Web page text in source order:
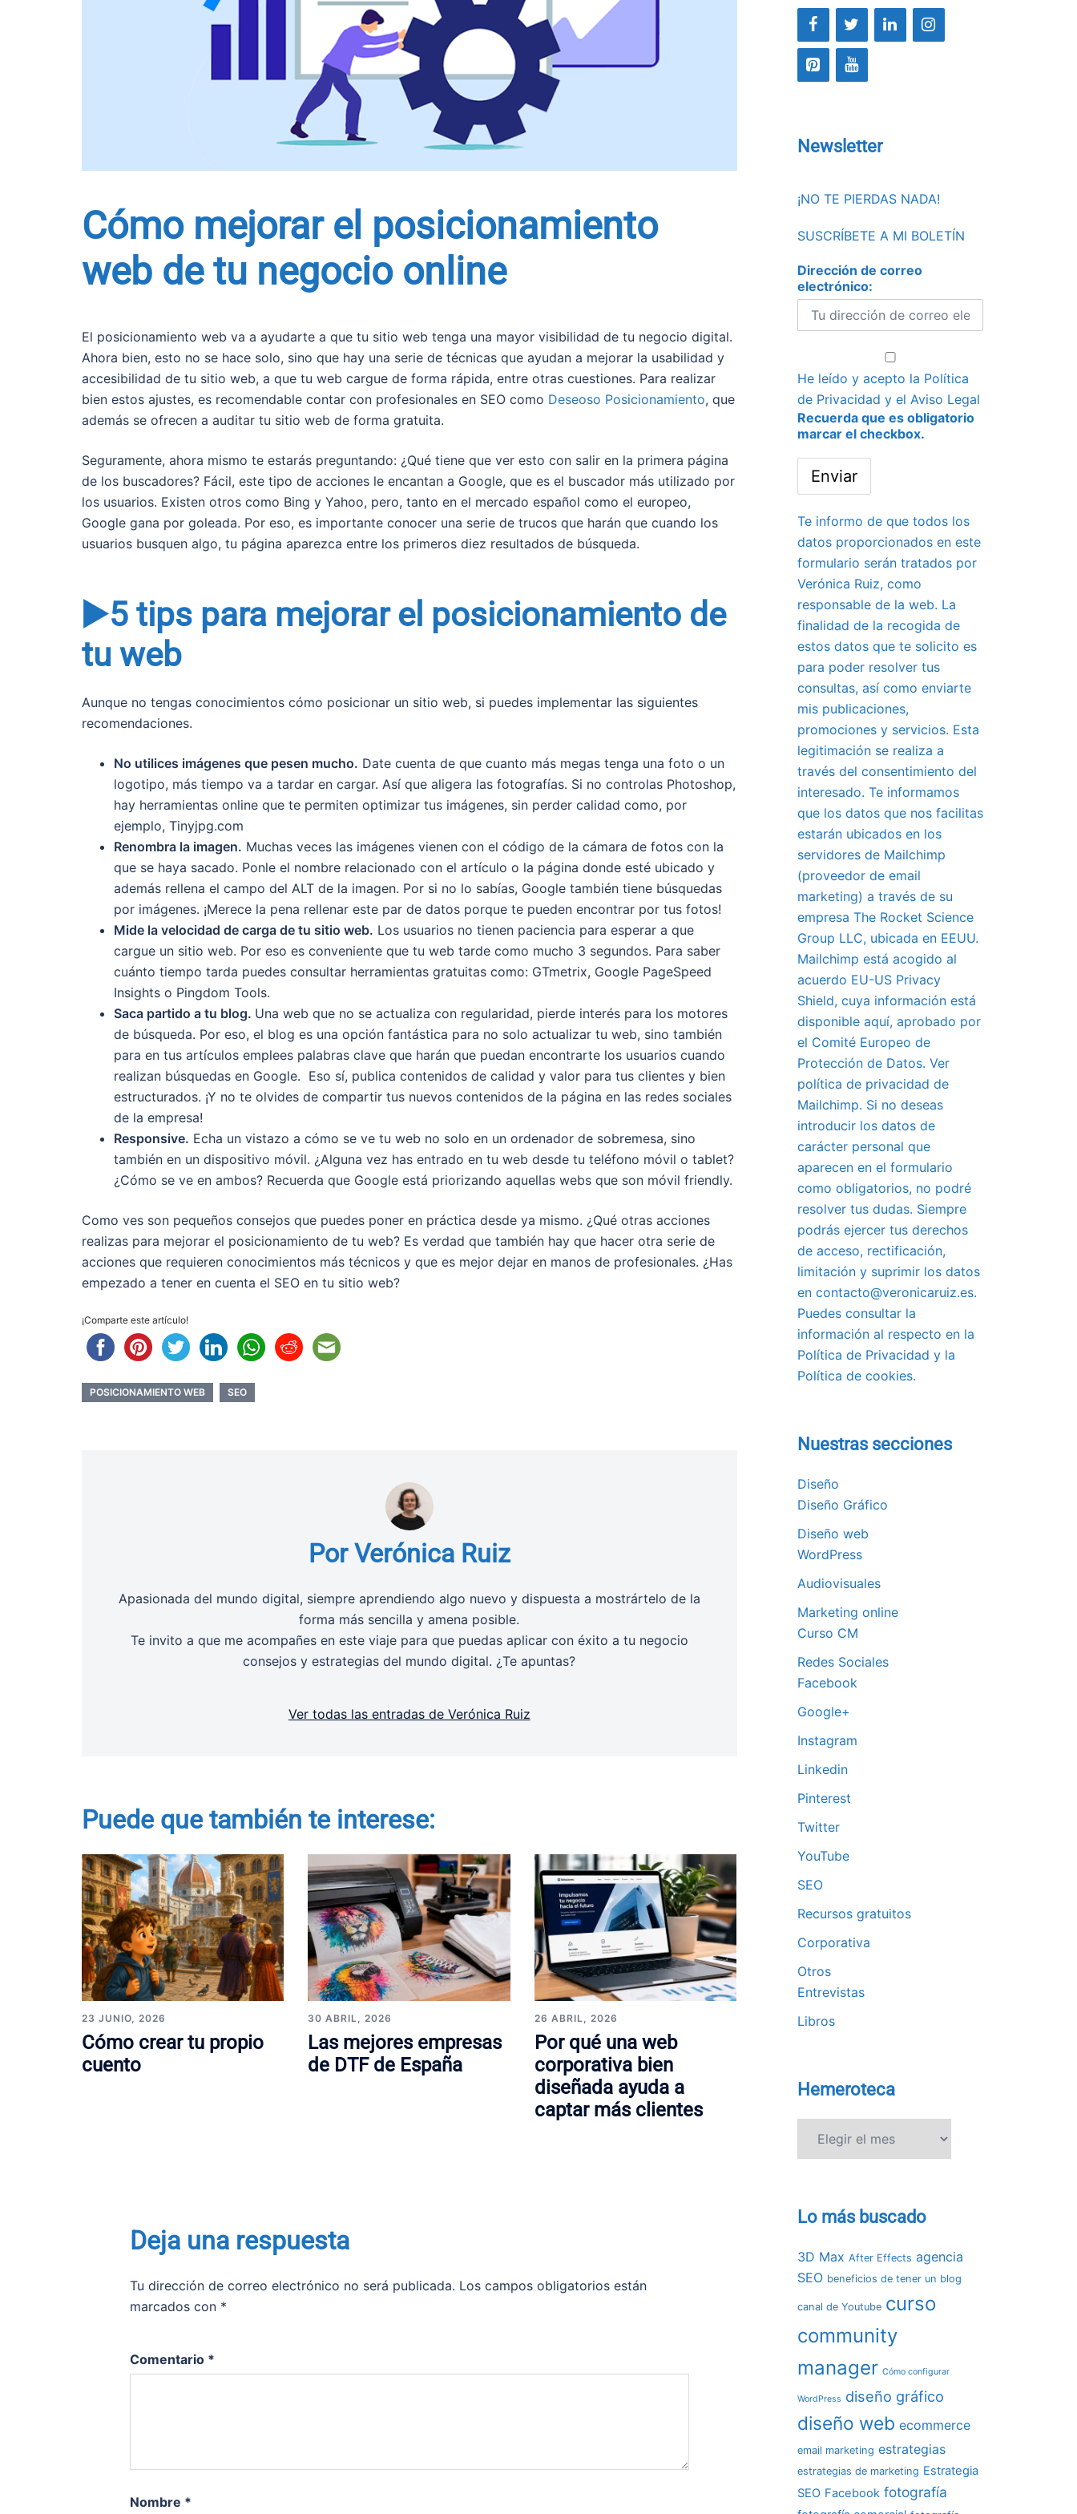
Cómo mejorar el posicionamiento
web de tu negocio online
El posicionamiento web va a ayudarte a que tu sitio web tenga una mayor visibilidad de tu negocio digital.
Ahora bien, esto no se hace solo, sino que hay una serie de técnicas que ayudan a mejorar la usabilidad y
accesibilidad de tu sitio web, a que tu web cargue de forma rápida, entre otras cuestiones. Para realizar
bien estos ajustes, es recomendable contar con profesionales en SEO como Deseoso Posicionamiento, que
además se ofrecen a auditar tu sitio web de forma gratuita.
Seguramente, ahora mismo te estarás preguntando: ¿Qué tiene que ver esto con salir en la primera página
de los buscadores? Fácil, este tipo de acciones le encantan a Google, que es el buscador más utilizado por
los usuarios. Existen otros como Bing y Yahoo, pero, tanto en el mercado español como el europeo,
Google gana por goleada. Por eso, es importante conocer una serie de trucos que harán que cuando los
usuarios busquen algo, tu página aparezca entre los primeros diez resultados de búsqueda.
▶️5 tips para mejorar el posicionamiento de
tu web
Aunque no tengas conocimientos cómo posicionar un sitio web, si puedes implementar las siguientes
recomendaciones.
No utilices imágenes que pesen mucho. Date cuenta de que cuanto más megas tenga una foto o un
logotipo, más tiempo va a tardar en cargar. Así que aligera las fotografías. Si no controlas Photoshop,
hay herramientas online que te permiten optimizar tus imágenes, sin perder calidad como, por
ejemplo, Tinyjpg.com
Renombra la imagen. Muchas veces las imágenes vienen con el código de la cámara de fotos con la
que se haya sacado. Ponle el nombre relacionado con el artículo o la página donde esté ubicado y
además rellena el campo del ALT de la imagen. Por si no lo sabías, Google también tiene búsquedas
por imágenes. ¡Merece la pena rellenar este par de datos porque te pueden encontrar por tus fotos!
Mide la velocidad de carga de tu sitio web. Los usuarios no tienen paciencia para esperar a que
cargue un sitio web. Por eso es conveniente que tu web tarde como mucho 3 segundos. Para saber
cuánto tiempo tarda puedes consultar herramientas gratuitas como: GTmetrix, Google PageSpeed
Insights o Pingdom Tools.
Saca partido a tu blog. Una web que no se actualiza con regularidad, pierde interés para los motores
de búsqueda. Por eso, el blog es una opción fantástica para no solo actualizar tu web, sino también
para en tus artículos emplees palabras clave que harán que puedan encontrarte los usuarios cuando
realizan búsquedas en Google. Eso sí, publica contenidos de calidad y valor para tus clientes y bien
estructurados. ¡Y no te olvides de compartir tus nuevos contenidos de la página en las redes sociales
de la empresa!
Responsive. Echa un vistazo a cómo se ve tu web no solo en un ordenador de sobremesa, sino
también en un dispositivo móvil. ¿Alguna vez has entrado en tu web desde tu teléfono móvil o tablet?
¿Cómo se ve en ambos? Recuerda que Google está priorizando aquellas webs que son móvil friendly.
Como ves son pequeños consejos que puedes poner en práctica desde ya mismo. ¿Qué otras acciones
realizas para mejorar el posicionamiento de tu web? Es verdad que también hay que hacer otra serie de
acciones que requieren conocimientos más técnicos y que es mejor dejar en manos de profesionales. ¿Has
empezado a tener en cuenta el SEO en tu sitio web?
¡Comparte este artículo!
POSICIONAMIENTO WEB SEO
Por Verónica Ruiz
Apasionada del mundo digital, siempre aprendiendo algo nuevo y dispuesta a mostrártelo de la
forma más sencilla y amena posible.
Te invito a que me acompañes en este viaje para que puedas aplicar con éxito a tu negocio
consejos y estrategias del mundo digital. ¿Te apuntas?
Ver todas las entradas de Verónica Ruiz
Puede que también te interese:
23 JUNIO, 2026
Cómo crear tu propio
cuento
30 ABRIL, 2026
Las mejores empresas
de DTF de España
26 ABRIL, 2026
Por qué una web
corporativa bien
diseñada ayuda a
captar más clientes
Deja una respuesta
Tu dirección de correo electrónico no será publicada. Los campos obligatorios están
marcados con *
Comentario *
Nombre *
Newsletter
¡NO TE PIERDAS NADA!
SUSCRÍBETE A MI BOLETÍN
Dirección de correo
electrónico:
He leído y acepto la Política
de Privacidad y el Aviso Legal
Recuerda que es obligatorio
marcar el checkbox.
Te informo de que todos los
datos proporcionados en este
formulario serán tratados por
Verónica Ruiz, como
responsable de la web. La
finalidad de la recogida de
estos datos que te solicito es
para poder resolver tus
consultas, así como enviarte
mis publicaciones,
promociones y servicios. Esta
legitimación se realiza a
través del consentimiento del
interesado. Te informamos
que los datos que nos facilitas
estarán ubicados en los
servidores de Mailchimp
(proveedor de email
marketing) a través de su
empresa The Rocket Science
Group LLC, ubicada en EEUU.
Mailchimp está acogido al
acuerdo EU-US Privacy
Shield, cuya información está
disponible aquí, aprobado por
el Comité Europeo de
Protección de Datos. Ver
política de privacidad de
Mailchimp. Si no deseas
introducir los datos de
carácter personal que
aparecen en el formulario
como obligatorios, no podré
resolver tus dudas. Siempre
podrás ejercer tus derechos
de acceso, rectificación,
limitación y suprimir los datos
en contacto@veronicaruiz.es.
Puedes consultar la
información al respecto en la
Política de Privacidad y la
Política de cookies.
Nuestras secciones
Diseño
Diseño Gráfico
Diseño web
WordPress
Audiovisuales
Marketing online
Curso CM
Redes Sociales
Facebook
Google+
Instagram
Linkedin
Pinterest
Twitter
YouTube
SEO
Recursos gratuitos
Corporativa
Otros
Entrevistas
Libros
Hemeroteca
Lo más buscado
3D Max After Effects agencia
SEO beneficios de tener un blog
canal de Youtube curso
community
manager Cómo configurar
WordPress diseño gráfico
diseño web ecommerce
email marketing estrategias
estrategias de marketing Estrategia
SEO Facebook fotografía